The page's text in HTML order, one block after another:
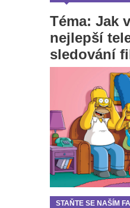
Téma: Jak
nejlepší
sledování
STAŇTE SE NAŠÍM